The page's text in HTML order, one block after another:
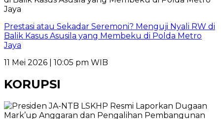
Prestasi atau Sekadar Seremoni? Menguji Nyali RW di
Balik Kasus Asusila yang Membeku di Polda Metro
Jaya
11 Mei 2026 | 10:05 pm WIB
KORUPSI